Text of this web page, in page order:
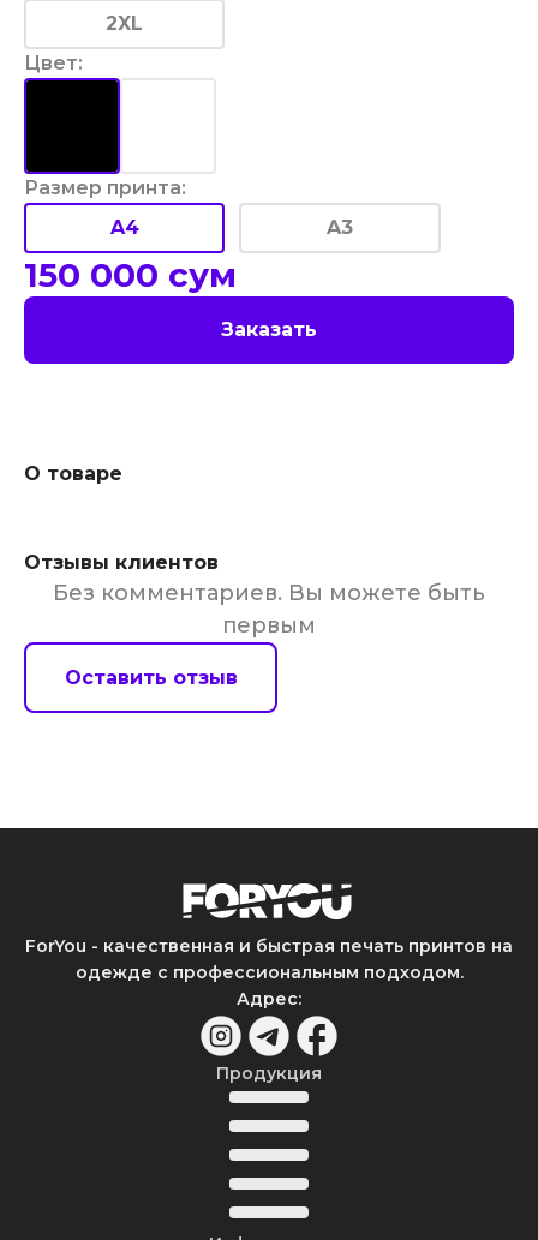
2XL
Цвет:
Размер принта:
A4
A3
150 000 сум
Заказать
О товаре
Отзывы клиентов
Без комментариев. Вы можете быть
первым
Оставить отзыв
ForYou - качественная и быстрая печать принтов на
одежде с профессиональным подходом.
Адрес:
Продукция